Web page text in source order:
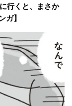
行くと、まさか
ガ】